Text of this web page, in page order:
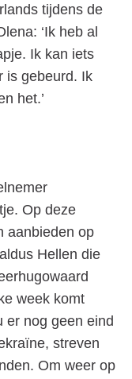
tijdens de
‘Ik heb al
Ik kan iets
is gebeurd. Ik
het.’
Op deze
aanbieden op
Hellen die
week komt
er nog geen eind
streven
Om weer op